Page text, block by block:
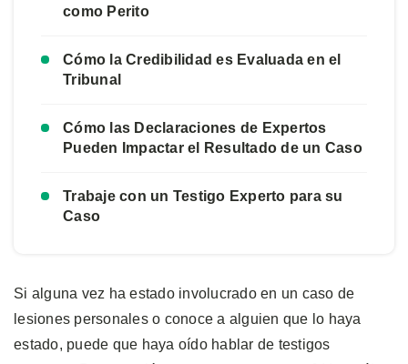
como Perito
Cómo la Credibilidad es Evaluada en el
Tribunal
Cómo las Declaraciones de Expertos
Pueden Impactar el Resultado de un Caso
Trabaje con un Testigo Experto para su
Caso
Si alguna vez ha estado involucrado en un caso de
lesiones personales o conoce a alguien que lo haya
estado, puede que haya oído hablar de testigos